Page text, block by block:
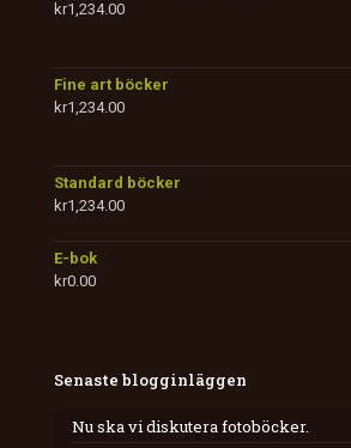
kr1,234.00
Fine art böcker
kr1,234.00
Standard böcker
kr1,234.00
E-bok
kr0.00
Senaste blogginläggen
Nu ska vi diskutera fotoböcker.